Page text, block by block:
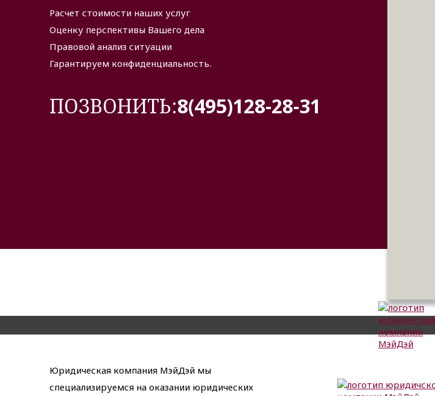
Расчет стоимости наших услуг
Оценку перспективы Вашего дела
Правовой анализ ситуации
Гарантируем конфиденциальность.
ПОЗВОНИТЬ:8(495)128-28-31
Юридическая компания МэйДэй мы
специализируемся на оказании юридических